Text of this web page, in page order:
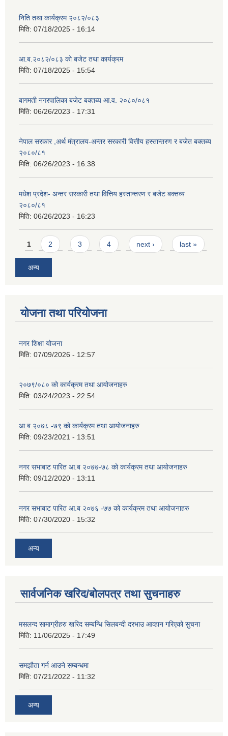
निति तथा कार्यक्रम २०८२/०८३
मिति: 07/18/2025 - 16:14
आ.ब.२०८२/०८३ को बजेट तथा कार्यक्रम
मिति: 07/18/2025 - 15:54
बागमती नगरपालिका बजेट बक्तब्य आ.व. २०८०/०८१
मिति: 06/26/2023 - 17:31
नेपाल सरकार ,अर्थ मंत्रालय-अन्तर सरकारी वित्तीय हस्तान्तरण र बजेत बक्तब्य
२०८०/८१
मिति: 06/26/2023 - 16:38
मधेश प्रदेश- अन्तर सरकारी तथा वित्तिय हस्तान्तरण र बजेट बक्तव्य
२०८०/८१
मिति: 06/26/2023 - 16:23
Pages
1 2 3 4 next › last »
अन्य
योजना तथा परियोजना
नगर शिक्षा योजना
मिति: 07/09/2026 - 12:57
२०७९/०८० को कार्यक्रम तथा आयोजनाहरु
मिति: 03/24/2023 - 22:54
आ.ब २०७८ -७९ को कार्यक्रम तथा आयोजनाहरु
मिति: 09/23/2021 - 13:51
नगर सभाबाट पारित आ.ब २०७७-७८ को कार्यक्रम तथा आयोजनाहरु
मिति: 09/12/2020 - 13:11
नगर सभाबाट पारित आ.ब २०७६ -७७ को कार्यक्रम तथा आयोजनाहरु
मिति: 07/30/2020 - 15:32
अन्य
सार्वजनिक खरिद/बोलपत्र तथा सुचनाहरु
मसलन्द सामाग्रीहरु खरिद सम्बन्धि सिलबन्दी दरभाउ आव्हान गरिएको सुचना
मिति: 11/06/2025 - 17:49
समझौता गर्न आउने सम्बन्धमा
मिति: 07/21/2022 - 11:32
अन्य